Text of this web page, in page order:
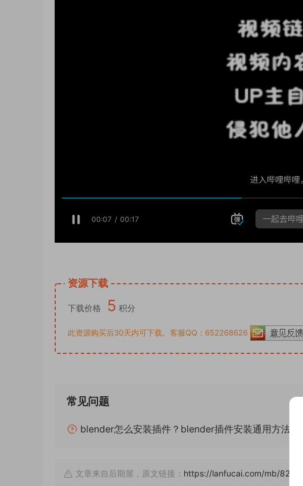
资源下载
下载价格 5 积分
此资源购买后30天内可下载。客服QQ：652268626
常见问题
blender怎么安装插件？blender插件安装通用方法！
文章来自后期屋，原文链接： https://lanfucai.com/mb/8217